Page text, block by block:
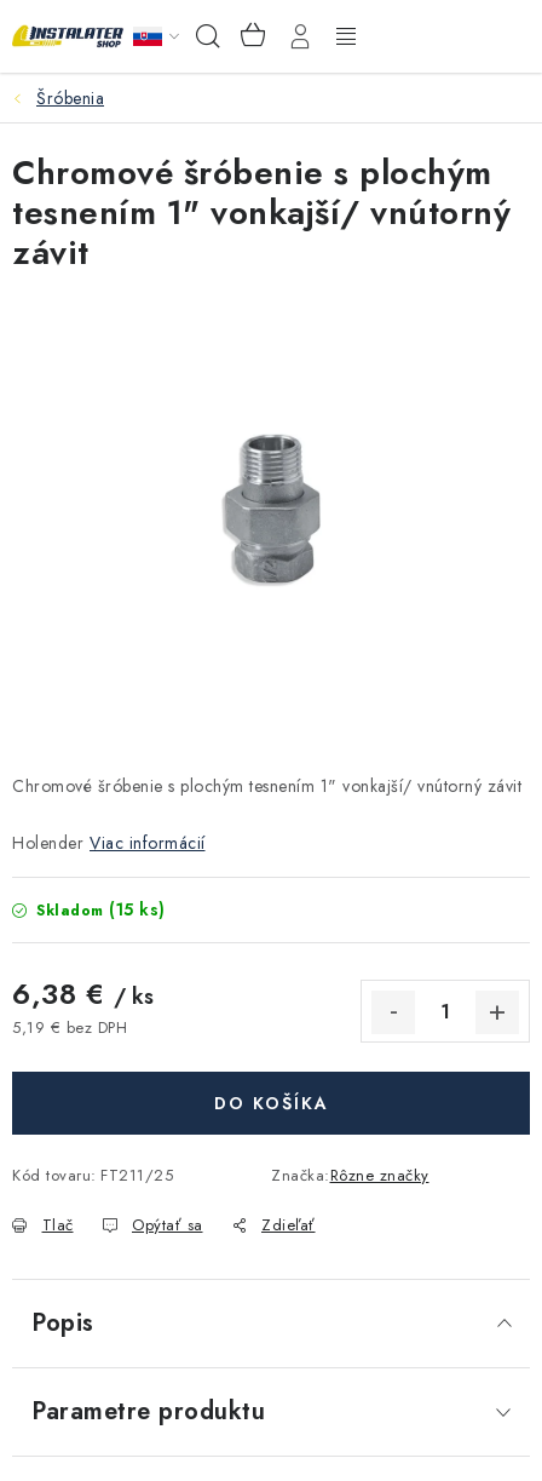
na
Hľadať NÁKUPNÝ
KOŠÍK
Meranie a regulácia
Kúrenie a chladenie
Spojovací materiál
VEĽKOOBCHOD
AKO VYBRAŤ?
PREDAJŇA - RAKOVÁ
Kontakty Poštovné a doprava
Obchodné podmienky
Podmienky ochrany osobných údajov
Obchodné podmienky požičovne náradia
Moja objednávka
Šróbenia
Chromové šróbenie s plochým tesnením 1" vonkajší/ vnútorný závit
Holender Viac informácií
Skladom (15 ks)
6,38 € / ks
5,19 € bez DPH
DO KOŠÍKA
Kód tovaru: FT211/25 Značka:Rôzne značky
Tlač Opýtať sa Zdieľať
Chromové šróbenie s plochým
tesnením 1" vonkajší/ vnútorný
závit
Popis
Parametre produktu